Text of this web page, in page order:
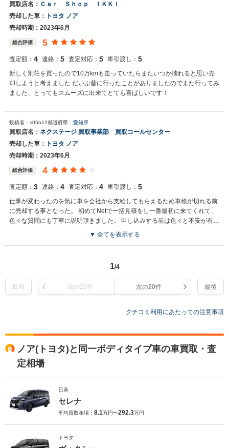
買取店名： Ｃａｒ Ｓｈｏｐ ＩＫＫＩ
売却した車：
トヨタ ノア
売却時期：2023年6月
総合評価 5
査定額： 4 連絡： 5 査定対応： 5 車引渡し： 5
新しく別荘を買ったので10万kmも走っていたらまたいつか壊れると思い売
却しようと考えました だいぶ昔に行ったことがありましたのでまた行ってみ
ました、とってもスムーズに出来てとても喜ばしいです！
投稿者：s05h12都道府県： 愛知県
買取店名： ネクステージ 買取事業部 買取コールセンター
売却した車：
トヨタ ノア
売却時期：2023年6月
総合評価 4
査定額： 3 連絡： 4 査定対応： 4 車引渡し： 5
仕事が変わったのを気に車を会社から支給してもらえるため車検が切れる前
に売却する事となった。 初めてNetで一括見積をし一番最初に来てくれて、
色々な質問にも丁寧に説明頂きました。 申し込みする前は色々と不安が有り
ましたが、担当者の方の対応がとても良く良い取引をさせて頂きました。 贅
▼ 全てを表示する
1/4
最初 前の20件 次の20件 最後
クチコミ利用にあたっての注意事項
ノア(トヨタ)と同一ボディタイプ車の車買取・査
定相場
日産
セレナ
平均買取相場： 8.1万円〜292.3万円
トヨタ